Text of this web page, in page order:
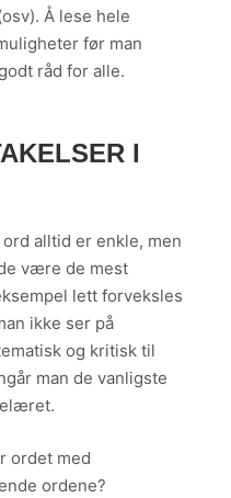
Å lese hele
før man
råd for alle.
I
alltid er enkle, men
være de mest
lett forveksles
ikke ser på
og kritisk til
man de vanligste
ordet med
ordene?